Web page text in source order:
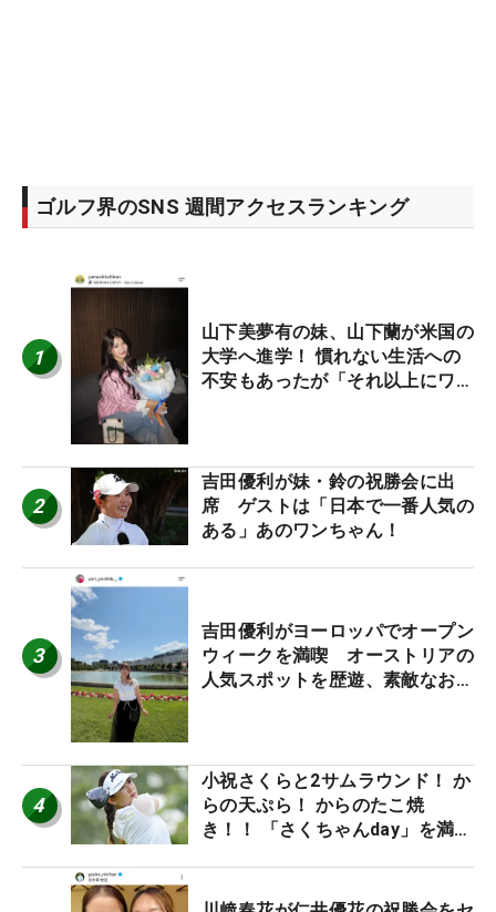
ゴルフ界のSNS 週間アクセスランキング
1
山下美夢有の妹、山下蘭が米国の
大学へ進学！ 慣れない生活への
不安もあったが「それ以上にワク
2
吉田優利が妹・鈴の祝勝会に出
席 ゲストは「日本で一番人気の
ある」あのワンちゃん！
3
吉田優利がヨーロッパでオープン
ウィークを満喫 オーストリアの
人気スポットを歴遊、素敵なお土
4
小祝さくらと2サムラウンド！ か
らの天ぷら！ からのたこ焼
き！！ 「さくちゃんday」を満喫